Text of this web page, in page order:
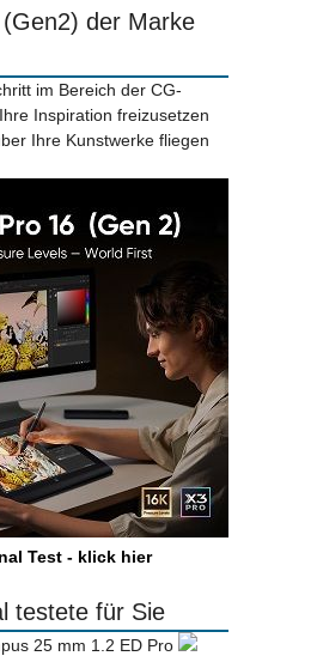
der Marke
im Bereich der CG-
Inspiration freizusetzen
Ihre Kunstwerke fliegen
Test - klick hier
testete für Sie
25 mm 1.2 ED Pro